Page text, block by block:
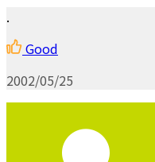
.
Good
2002/05/25